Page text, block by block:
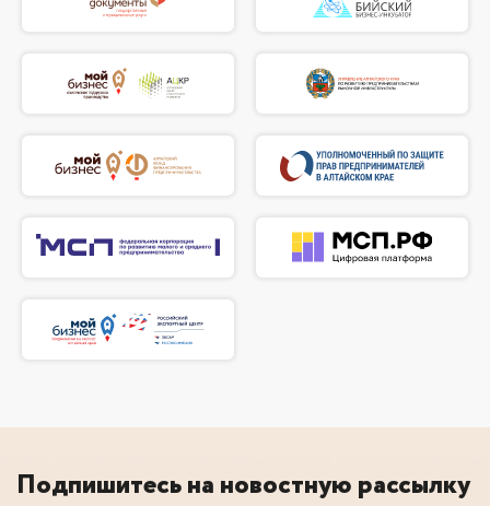
Подпишитесь на новостную рассылку